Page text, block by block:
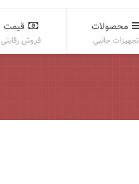
محصولات
تجهیزات جانبی
قیمت
فروش رقابتی